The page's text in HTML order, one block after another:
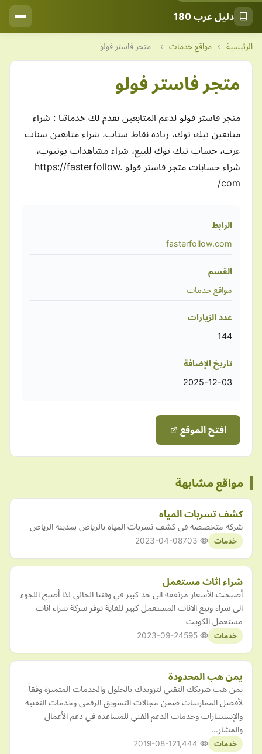
دليل عرب 180
الرئيسية › مواقع خدمات › متجر فاستر فولو
متجر فاستر فولو
متجر فاستر فولو لدعم المتابعين نقدم لك خدماتنا : شراء
متابعين تيك توك، زيادة نقاط سناب، شراء متابعين سناب
عرب، حساب تيك توك للبيع، شراء مشاهدات يوتيوب،
شراء حسابات متجر فاستر فولو https://fasterfollow.
com/
الرابط
fasterfollow.com
القسم
مواقع خدمات
عدد الزيارات
144
تاريخ الإضافة
2025-12-03
افتح الموقع
مواقع مشابهة
كشف تسربات المياه
شركة متخصصة في كشف تسربات المياه بالرياض بمدينة الرياض
خدمات 2023-04-08
شراء اثاث مستعمل
أصبحت الأسعار مرتفعة الى حد كبير في وقتنا الحالي لذا أصبح اللجوء
الى شراء وبيع الاثاث المستعمل كبير للغاية توفر شركة شراء اثاث
مستعمل الكويت
خدمات 2023-09-24
يمن هب المحدودة
يمن هب شريكك التقني لتزويدك بالحلول والخدمات المتميزة وفقاً
لأفضل الممارسات ضمن مجالات التسويق الرقمي وخدمات التقنية
والإستشارات وخدمات الدعم الفني للمساعده في دعم الأعمال
والمشار…
خدمات 2019-08-12